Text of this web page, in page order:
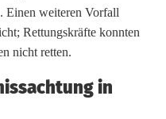
Einen weiteren Vorfall
Rettungskräfte konnten
nicht retten.
in